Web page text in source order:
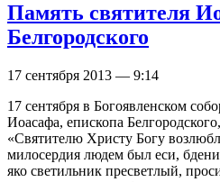
Память святителя
Белгородского
17 сентября 2013 — 9:14
17 сентября в Богоявленском
Иоасафа, епископа
«Святителю Христу Богу
милосердия людем был еси,
яко светильник пресветлый,